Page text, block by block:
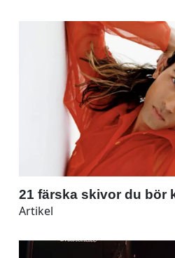
21 färska skivor du bör
Artikel